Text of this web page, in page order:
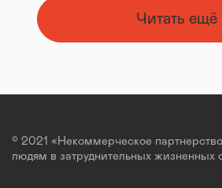
Читать ещё
© 2021 «Некоммерческое
людям в затруднительных жизненных